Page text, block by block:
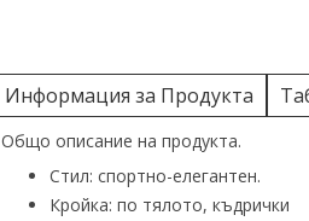
Информация за Продукта
Общо описание на продукта.
Стил: спортно-елегантен.
Кройка: по тялото, къдрички